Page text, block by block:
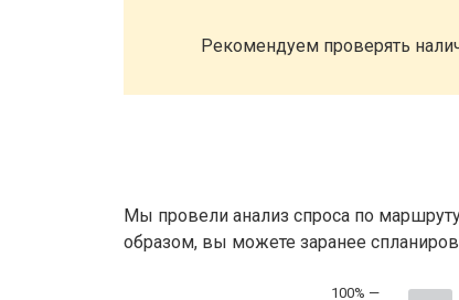
Рекомендуем проверять
Мы провели анализ спроса по
образом, вы можете заранее